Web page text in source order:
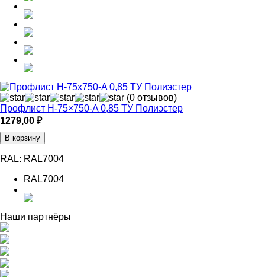
(0 отзывов)
Профлист Н-75×750-A 0,85 ТУ Полиэстер
1279,00 ₽
В корзину
RAL: RAL7004
RAL7004
Наши партнёры